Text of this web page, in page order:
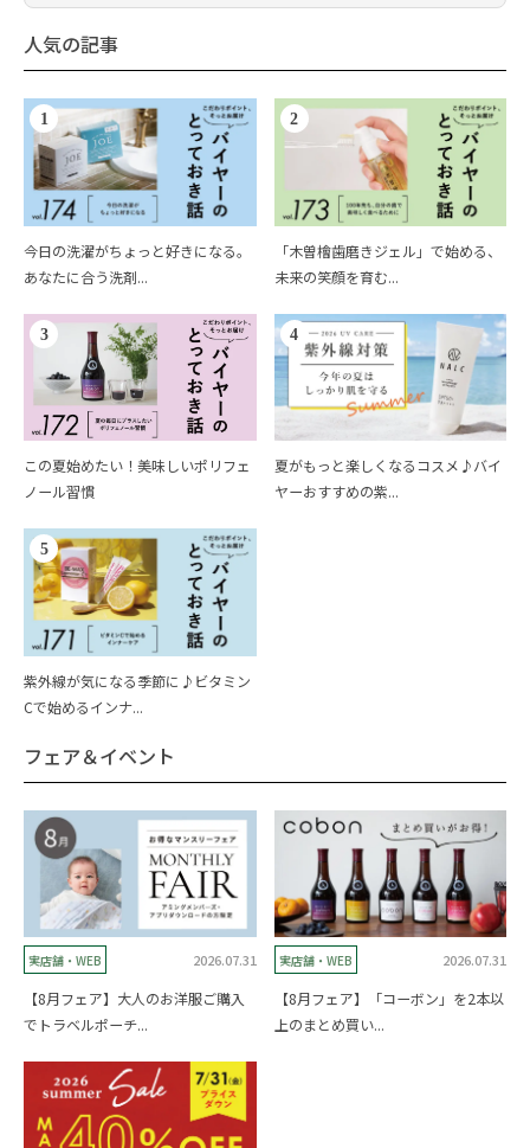
人気の記事
1
今日の洗濯がちょっと好きになる。
あなたに合う洗剤...
2
「木曽檜歯磨きジェル」で始める、
未来の笑顔を育む...
3
この夏始めたい！美味しいポリフェ
ノール習慣
4
夏がもっと楽しくなるコスメ♪バイ
ヤーおすすめの紫...
5
紫外線が気になる季節に♪ビタミン
Cで始めるインナ...
フェア＆イベント
実店舗・WEB 2026.07.31
【8月フェア】大人のお洋服ご購入
でトラベルポーチ...
実店舗・WEB 2026.07.31
【8月フェア】「コーボン」を2本以
上のまとめ買い...